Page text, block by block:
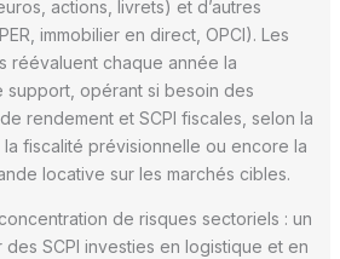
actions, livrets) et d’autres
immobilier en direct, OPCI). Les
réévaluent chaque année la
opérant si besoin des
rendement et SCPI fiscales, selon la
fiscalité prévisionnelle ou encore la
locative sur les marchés cibles.
de risques sectoriels : un
SCPI investies en logistique et en